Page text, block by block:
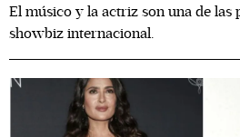
El músico y la actriz son una de las
showbiz internacional.